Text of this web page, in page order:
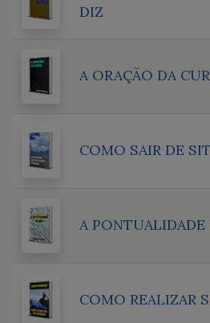
DIZ
A ORAÇÃO DA
COMO SAIR DE
A PONTUALIDADE
COMO REALIZAR